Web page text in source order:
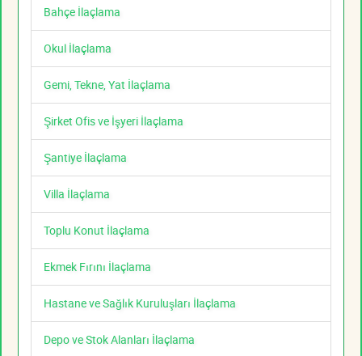
Bahçe İlaçlama
Okul İlaçlama
Gemi, Tekne, Yat İlaçlama
Şirket Ofis ve İşyeri İlaçlama
Şantiye İlaçlama
Villa İlaçlama
Toplu Konut İlaçlama
Ekmek Fırını İlaçlama
Hastane ve Sağlık Kuruluşları İlaçlama
Depo ve Stok Alanları İlaçlama